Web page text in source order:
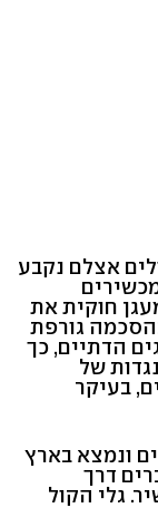
החולים אצלם נקבע
חוקית את
גורפת
הדתיים, כך
של
בעיקר
ונמצא בארץ
דרך
גלי הקול